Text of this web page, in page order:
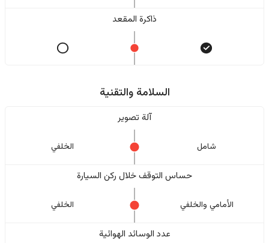
ذاكرة المقعد
السلامة والتقنية
آلة تصوير
شامل الخلفي
حساس التوقف خلال ركن السيارة
الأمامي والخلفي الخلفي
عدد الوسائد الهوائية